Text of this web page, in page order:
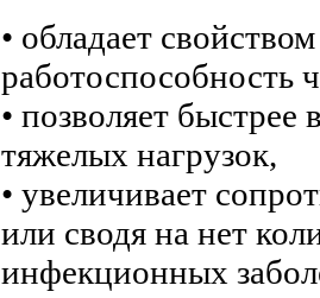
• обладает
работоспособность
• позволяет быстрее
тяжелых нагрузок,
• увеличивает
или сводя на нет
инфекционных